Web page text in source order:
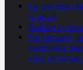
La proteina
neuroni
Statine:
Un farmaco,
carcinoma
seno